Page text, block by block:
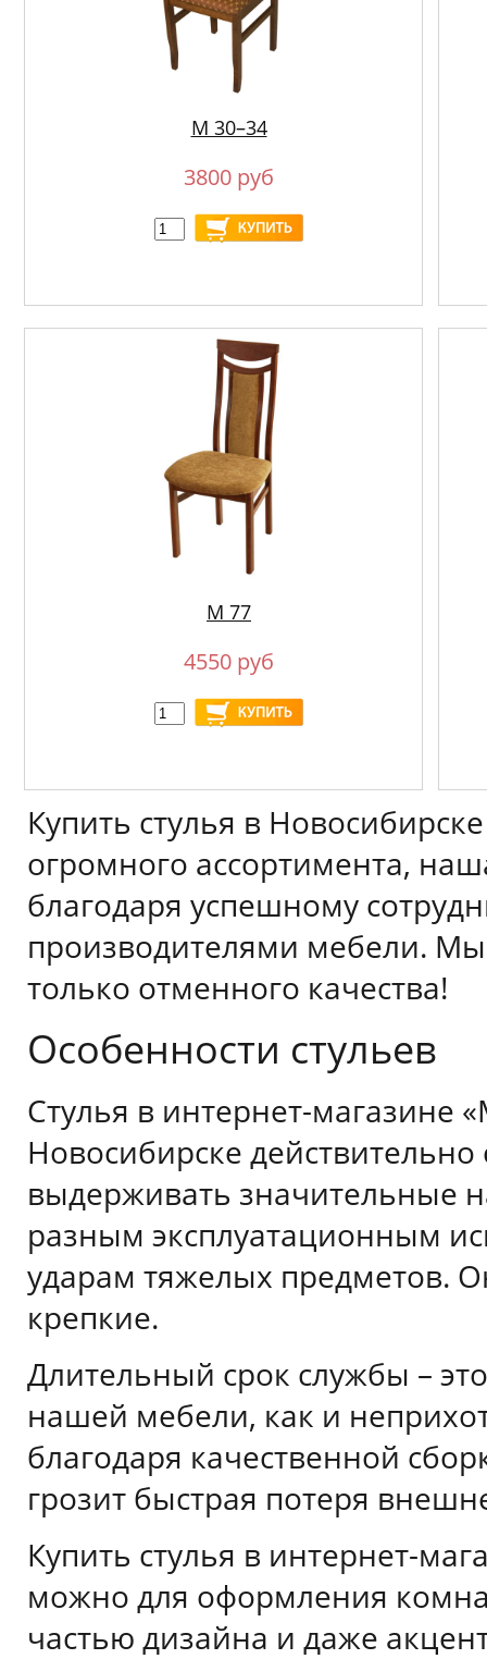
М 30–34
3800 руб
М 77
4550 руб
Купить стулья в
огромного ассортимента,
благодаря успешному
производителями мебели.
только отменного качества!
Особенности стульев
Стулья в интернет-магазине
Новосибирске
выдерживать значительные
разным эксплуатационным
ударам тяжелых предметов.
крепкие.
Длительный срок службы –
нашей мебели, как и
благодаря качественной
грозит быстрая потеря
Купить стулья в интернет-
можно для оформления
частью дизайна и даже